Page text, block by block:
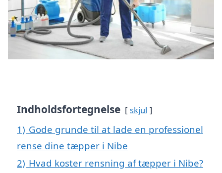
Indholdsfortegnelse skjul
1) Gode grunde til at lade en professionel
rense dine tæpper i Nibe
2) Hvad koster rensning af tæpper i Nibe?